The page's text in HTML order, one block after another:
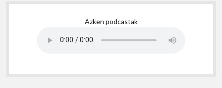
Sidebar
Azken podcastak